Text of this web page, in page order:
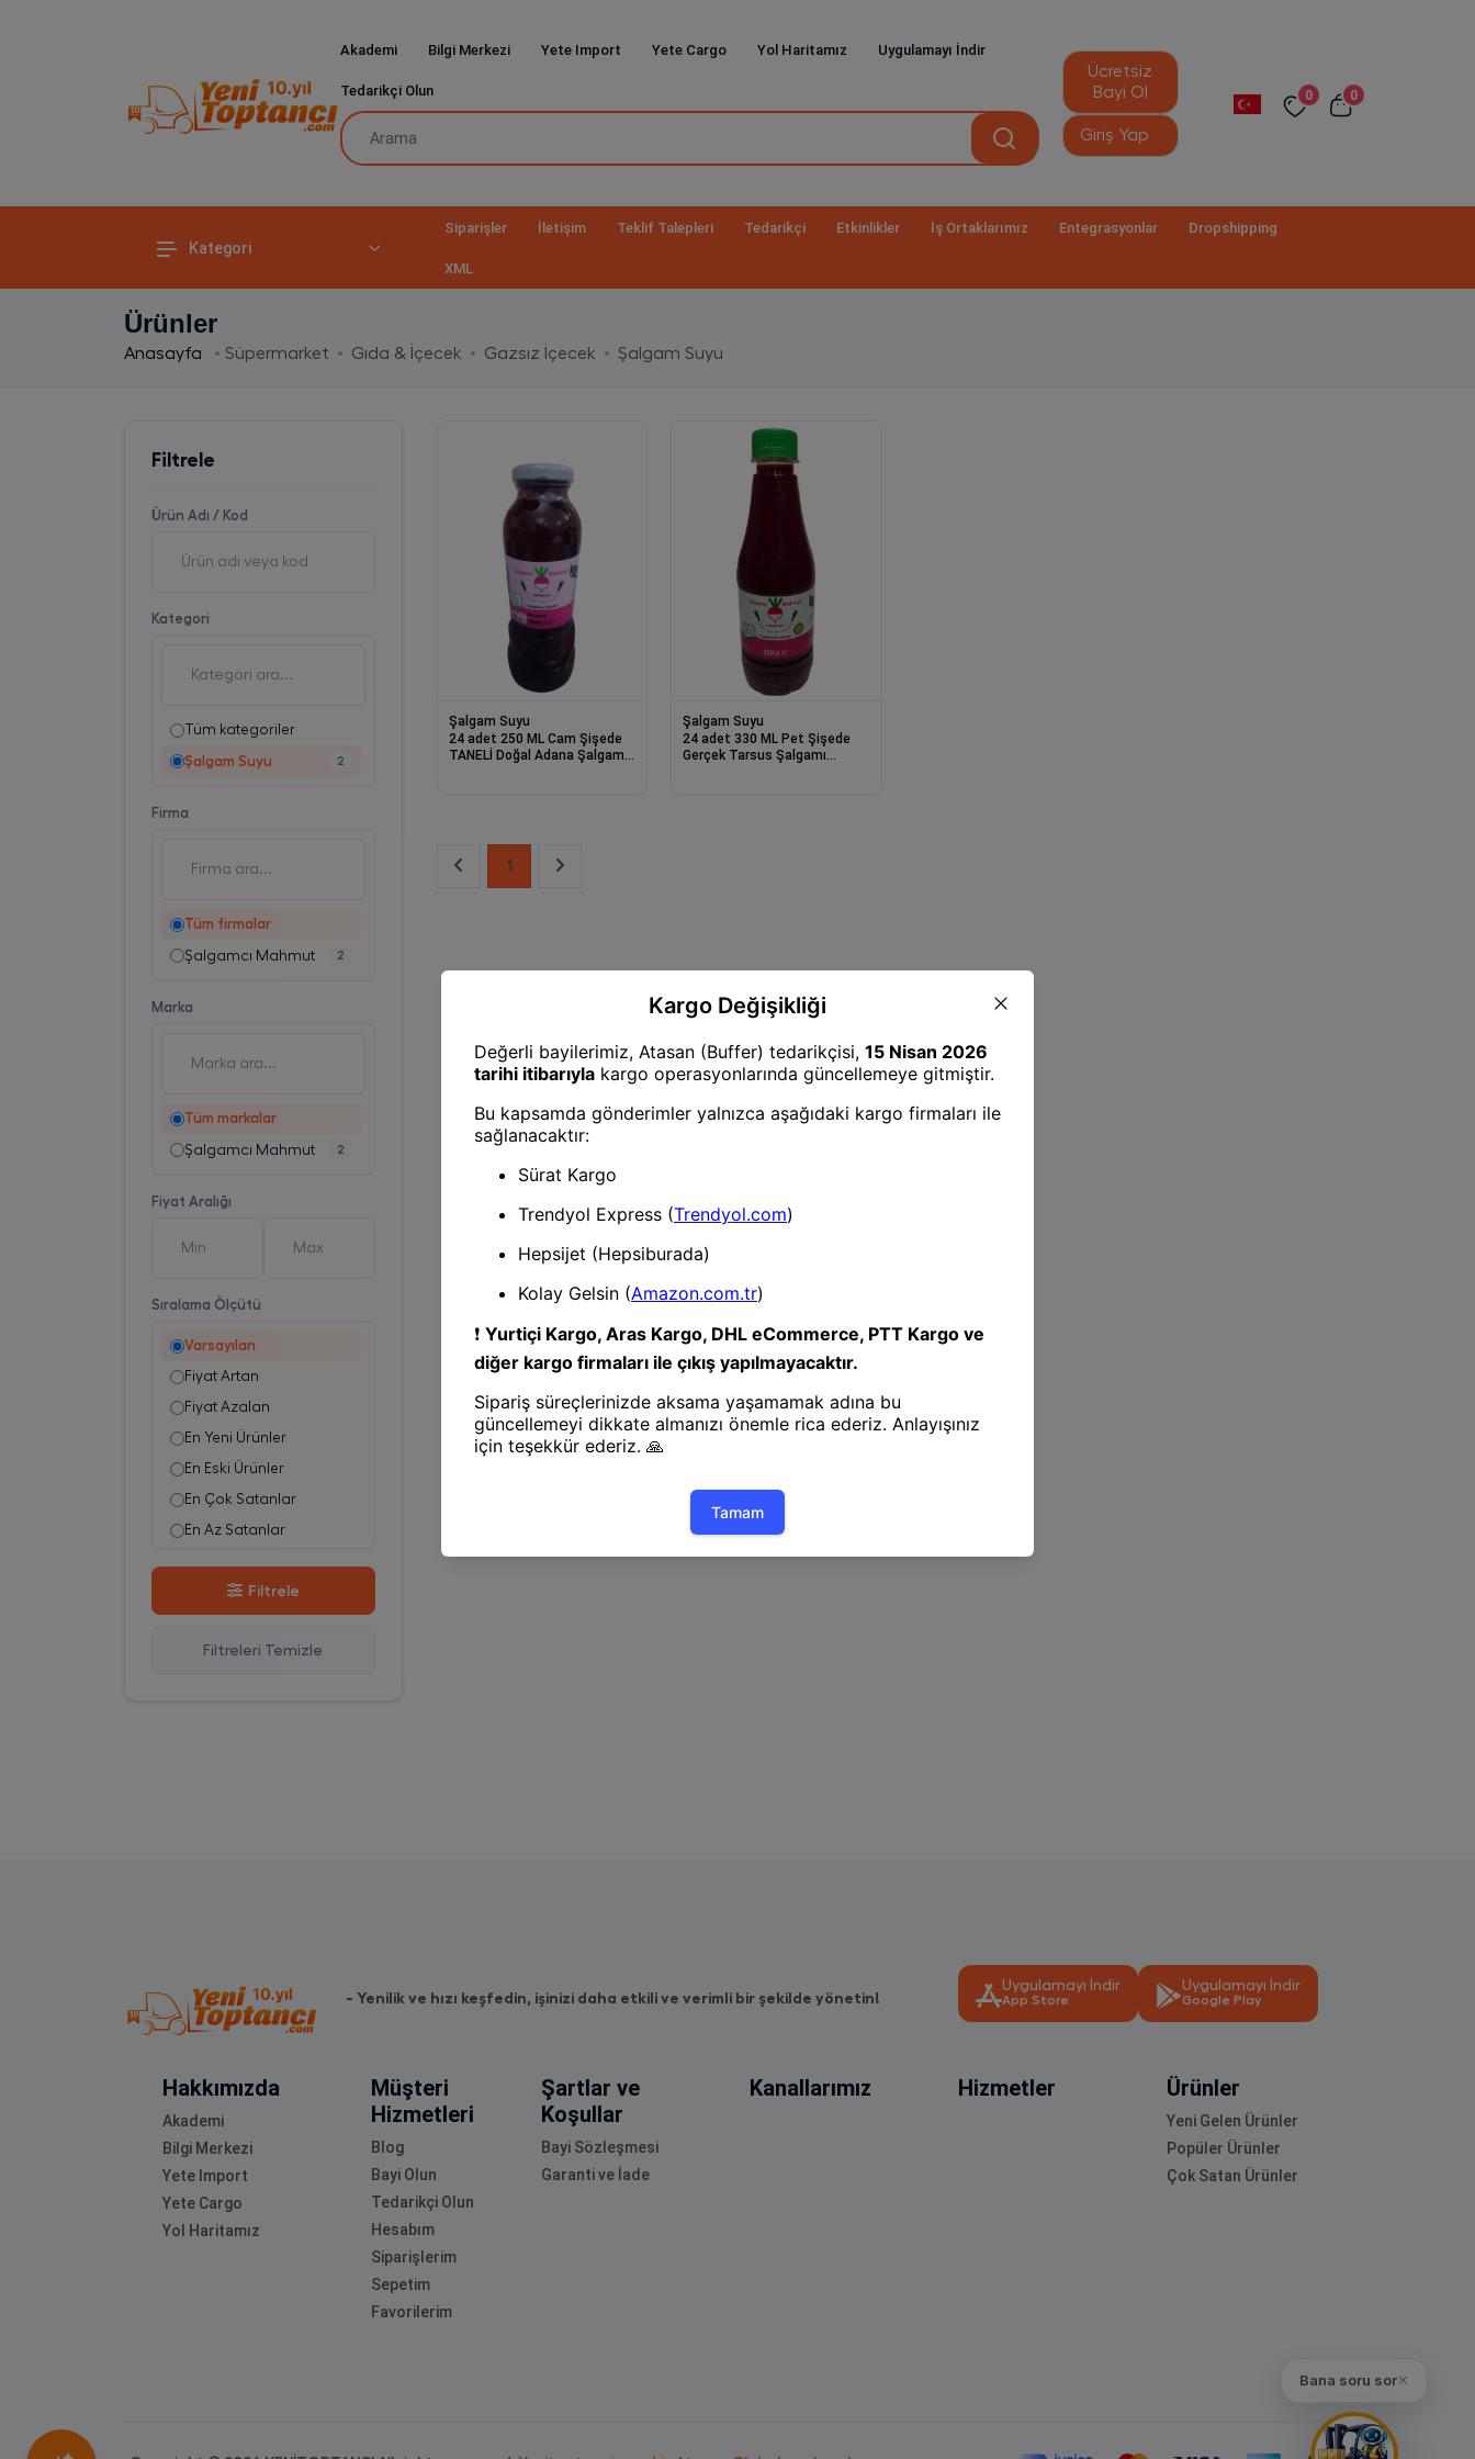
Bana soru sor✕
Akademi Bilgi Merkezi Yete Import Yete Cargo Yol Haritamız Uygulamayı İndir
Tedarikçi Olun
Ücretsiz
Bayi Ol
Giriş Yap
0 0
Kategori
Siparişler İletişim Teklif Talepleri Tedarikçi Etkinlikler İş Ortaklarımız Entegrasyonlar Dropshipping
XML
Ürünler
Anasayfa Süpermarket Gıda & İçecek Gazsız İçecek Şalgam Suyu
Filtrele
Ürün Adı / Kod
Kategori
Tüm kategoriler
Şalgam Suyu 2
Firma
Tüm firmalar
Şalgamcı Mahmut 2
Marka
Tüm markalar
Şalgamcı Mahmut 2
Fiyat Aralığı
Sıralama Ölçütü
Varsayılan
Fiyat Artan
Fiyat Azalan
En Yeni Ürünler
En Eski Ürünler
En Çok Satanlar
En Az Satanlar
Stok Artan
En Çok Favorilenen
Filtrele
Filtreleri Temizle
Şalgam Suyu
24 adet 250 ML Cam Şişede
TANELİ Doğal Adana Şalgamı
Şalgam Suyu
24 adet 330 ML Pet Şişede
Gerçek Tarsus Şalgamı
1
- Yenilik ve hızı keşfedin, işinizi daha etkili ve verimli bir şekilde yönetin!
Uygulamayı İndir
App Store
Uygulamayı İndir
Google Play
Hakkımızda
Akademi
Bilgi Merkezi
Yete Import
Yete Cargo
Yol Haritamız
Müşteri
Hizmetleri
Blog
Bayi Olun
Tedarikçi Olun
Hesabım
Siparişlerim
Sepetim
Favorilerim
Şartlar ve
Koşullar
Bayi Sözleşmesi
Garanti ve İade
Kanallarımız Hizmetler Ürünler
Yeni Gelen Ürünler
Popüler Ürünler
Çok Satan Ürünler